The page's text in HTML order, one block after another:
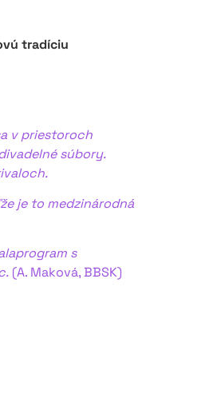
tradíciu
v priestoroch
súbory.
je to medzinárodná
s
(A. Maková, BBSK)